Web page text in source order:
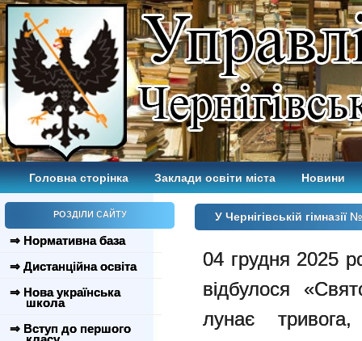
Головна сторінка Заклади освіти міста Новини
РОЗДІЛИ САЙТУ
⇒ Нормативна база
⇒ Дистанційна освіта
⇒ Нова українська
школа
⇒ Вступ до першого
У Чернігівській
04 грудня 2025
відбулося
лунає